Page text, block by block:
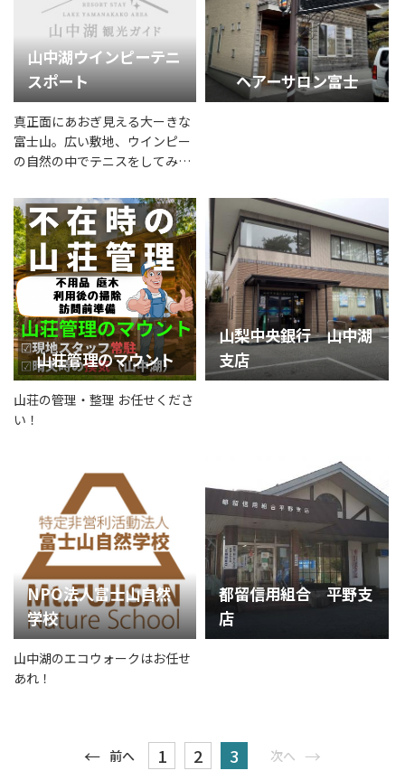
山中湖ウインピーテニ
スポート
真正面にあおぎ見える大ーきな
富士山。広い敷地、ウインピー
の自然の中でテニスをしてみま
ヘアーサロン富士
山荘管理のマウント
山荘の管理・整理 お任せくださ
い！
山梨中央銀行 山中湖
支店
NPO法人富士山自然
学校
山中湖のエコウォークはお任せ
あれ！
都留信用組合 平野支
店
前へ 1 2 3 次へ